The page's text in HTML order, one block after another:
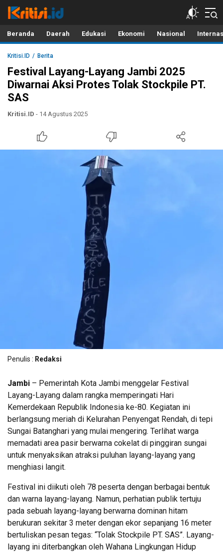
Kritisi.ID
Kritik untuk Negeri!
Beranda Daerah Edukasi Ekonomi Nasional
Kritisi.ID Berita
Festival Layang-Layang Jambi 2025
Diwarnai Aksi Protes Tolak Stockpile PT.
SAS
Kritisi.ID - 14 Agustus 2025
Penulis : Redaksi
Jambi – Pemerintah Kota Jambi menggelar Festival
Layang-Layang dalam rangka memperingati Hari
Kemerdekaan Republik Indonesia ke-80. Kegiatan ini
berlangsung meriah di Kelurahan Penyengat Rendah, di tepi
Sungai Batanghari yang mulai mengering. Terlihat warga
memadati area pasir berwarna cokelat di pinggiran sungai
untuk menyaksikan atraksi puluhan layang-layang yang
menghiasi langit.
Festival ini diikuti oleh 78 peserta dengan berbagai bentuk
dan warna layang-layang. Namun, perhatian publik tertuju
pada sebuah layang-layang berwarna dominan hitam
berukuran sekitar 3 meter dengan ekor sepanjang 16 meter
bertuliskan pesan tegas: “Tolak Stockpile PT. SAS”. Layang-
layang ini diterbangkan oleh Wahana Lingkungan Hidup